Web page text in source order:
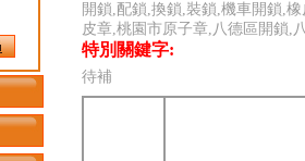
開鎖,配鎖,換鎖,裝鎖,機車開鎖,
皮章,桃園市原子章,八德區開鎖,
特別關鍵字:
待補